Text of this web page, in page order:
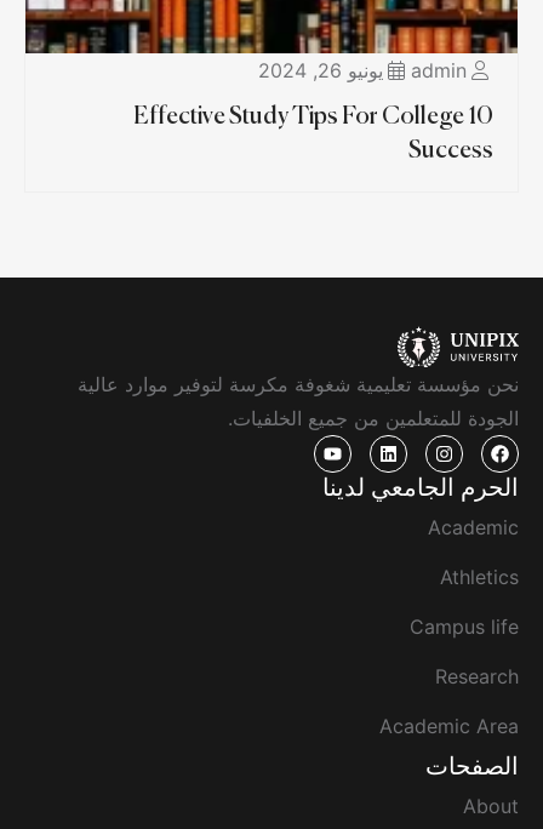
admin
يونيو 26, 2024
10 Effective Study Tips For College
Success
نحن مؤسسة تعليمية شغوفة مكرسة لتوفير موارد عالية
الجودة للمتعلمين من جميع الخلفيات.
الحرم الجامعي لدينا
Academic
Athletics
Campus life
Research
Academic Area
الصفحات
About